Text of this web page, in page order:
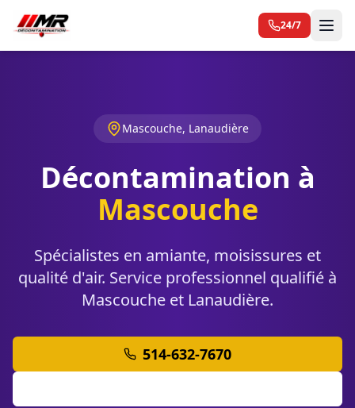
24/7
Mascouche, Lanaudière
Décontamination à
Mascouche
Spécialistes en amiante, moisissures et
qualité d'air. Service professionnel qualifié à
Mascouche et Lanaudière.
514-632-7670